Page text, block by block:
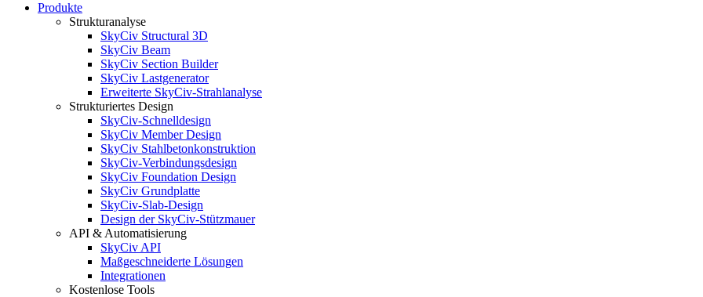
Produkte
Strukturanalyse
SkyCiv Structural 3D
SkyCiv Beam
SkyCiv Section Builder
SkyCiv Lastgenerator
Erweiterte SkyCiv-Strahlanalyse
Strukturiertes Design
SkyCiv-Schnelldesign
SkyCiv Member Design
SkyCiv Stahlbetonkonstruktion
SkyCiv-Verbindungsdesign
SkyCiv Foundation Design
SkyCiv Grundplatte
SkyCiv-Slab-Design
Design der SkyCiv-Stützmauer
API & Automatisierung
SkyCiv API
Maßgeschneiderte Lösungen
Integrationen
Kostenlose Tools